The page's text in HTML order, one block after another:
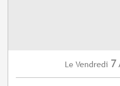
Le Vendredi 7